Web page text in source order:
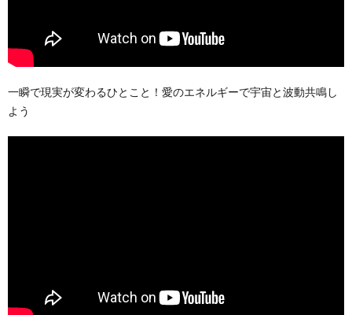
一瞬で現実が変わるひとこと！愛のエネルギーで宇宙と波動共鳴し
よう